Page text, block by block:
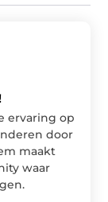
ervaring op
door
maakt
waar